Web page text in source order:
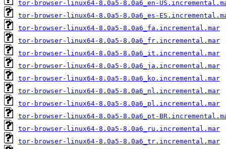
tor-browser-linux64-8.0a5-8.0a6_en-
tor-browser-linux64-8.0a5-8.0a6_es-
tor-browser-linux64-8.0a5-8.0a6_fa.incremental.mar
tor-browser-linux64-8.0a5-8.0a6_fr.incremental.mar
tor-browser-linux64-8.0a5-8.0a6_it.incremental.mar
tor-browser-linux64-8.0a5-8.0a6_ja.incremental.mar
tor-browser-linux64-8.0a5-8.0a6_ko.incremental.mar
tor-browser-linux64-8.0a5-8.0a6_nl.incremental.mar
tor-browser-linux64-8.0a5-8.0a6_pl.incremental.mar
tor-browser-linux64-8.0a5-8.0a6_pt-
tor-browser-linux64-8.0a5-8.0a6_ru.incremental.mar
tor-browser-linux64-8.0a5-8.0a6_tr.incremental.mar